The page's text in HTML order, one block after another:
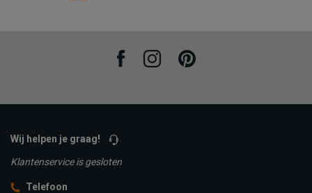
FacebookInstagramPinterest
Wij helpen je graag!
Klantenservice is gesloten
Telefoon